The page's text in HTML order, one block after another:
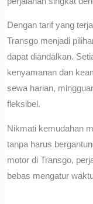
Dengan tarif yang
Transgo menjadi
dapat diandalkan.
kenyamanan dan
sewa harian,
fleksibel.
Nikmati kemudahan
tanpa harus
motor di Transgo,
bebas mengatur